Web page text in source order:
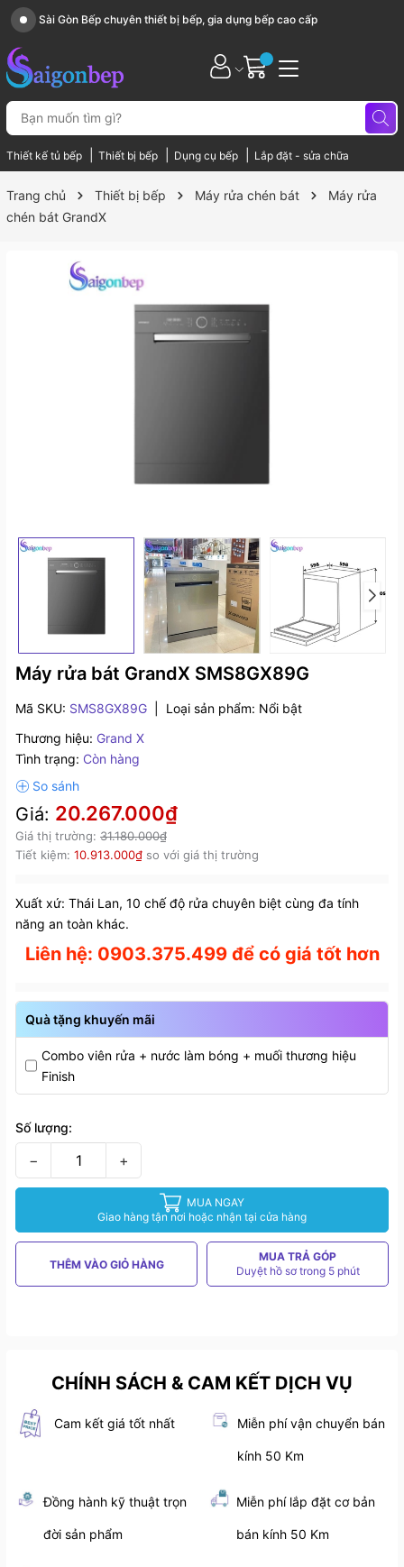
Sài Gòn Bếp chuyên thiết bị bếp, gia dụng bếp cao cấp
Thiết kế tủ bếp Thiết bị bếp Dụng cụ bếp Lắp đặt - sửa chữa
Trang chủ Thiết bị bếp Máy rửa chén bát
Máy rửa
chén bát GrandX
Máy rửa bát GrandX SMS8GX89G
Mã SKU: SMS8GX89G Loại sản phẩm: Nổi bật
Thương hiệu: Grand X
Tình trạng: Còn hàng
Giá: 20.267.000₫
Giá thị trường: 31.180.000₫
Tiết kiệm: 10.913.000₫ so với giá thị trường
Xuất xứ: Thái Lan, 10 chế độ rửa chuyên biệt cùng đa tính
năng an toàn khác.
Liên hệ: 0903.375.499 để có giá tốt hơn
Quà tặng khuyến mãi
Combo viên rửa + nước làm bóng + muối thương hiệu
Finish
Số lượng:
− +
MUA NGAY
Giao hàng tận nơi hoặc nhận tại cửa hàng
THÊM VÀO GIỎ HÀNG
MUA TRẢ GÓP
Duyệt hồ sơ trong 5 phút
CHÍNH SÁCH & CAM KẾT DỊCH VỤ
Cam kết giá tốt nhất Miễn phí vận chuyển bán
kính 50 Km
Đồng hành kỹ thuật trọn
đời sản phẩm
Miễn phí lắp đặt cơ bản
bán kính 50 Km